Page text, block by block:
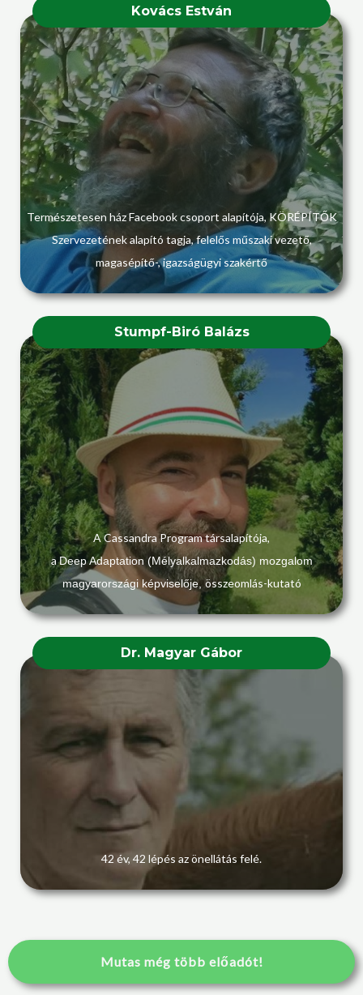
Kovács Estván
Természetesen ház Facebook csoport alapítója, KÖRÉPÍTŐK
Szervezetének alapító tagja, felelős műszaki vezető,
magasépítő-, igazságügyi szakértő
Stumpf-Biró Balázs
A Cassandra Program társalapítója,
aDeep Adaptation (Mélyalkalmazkodás) mozgalom
magyarországi képviselője,összeomlás-kutató
Dr. Magyar Gábor
42 év, 42 lépés az önellátás felé.
Mutas még több előadót!